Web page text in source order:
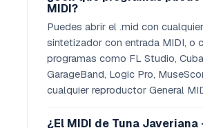
MIDI?
Puedes abrir el .mid con
sintetizador con entrada MIDI, o
programas como FL Studio,
GarageBand, Logic Pro,
cualquier reproductor General
¿El MIDI de Tuna Javeriana